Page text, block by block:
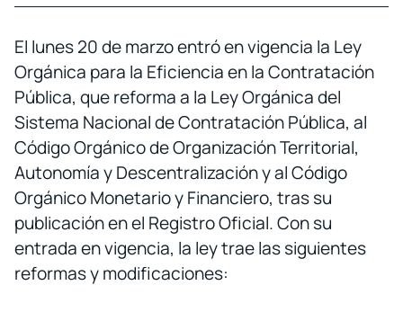
El lunes 20 de marzo entró en vigencia la Ley
Orgánica para la Eficiencia en la Contratación
Pública, que reforma a la Ley Orgánica del
Sistema Nacional de Contratación Pública, al
Código Orgánico de Organización Territorial,
Autonomía y Descentralización y al Código
Orgánico Monetario y Financiero, tras su
publicación en el Registro Oficial. Con su
entrada en vigencia, la ley trae las siguientes
reformas y modificaciones: